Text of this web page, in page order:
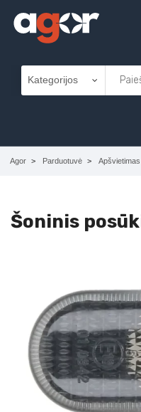
Agor Parduotuvė Apšvietimas
Šoninis